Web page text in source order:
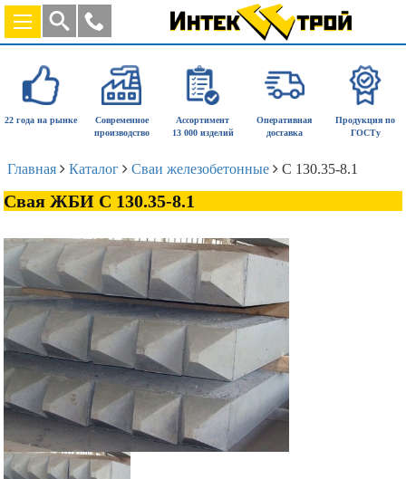
22 года на рынке
Современное
производство
Ассортимент
13 000 изделий
Оперативная
доставка
Продукция по
ГОСТу
Главная Каталог Сваи железобетонные С 130.35-8.1
Свая ЖБИ С 130.35-8.1